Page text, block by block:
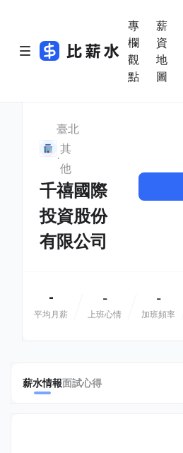
專
欄
觀
點
薪
資
地
圖
臺北
其
他
千禧國際
投資股份
有限公司
-
平均月薪
-
上班心情
-
加班頻率
薪水情報面試心得